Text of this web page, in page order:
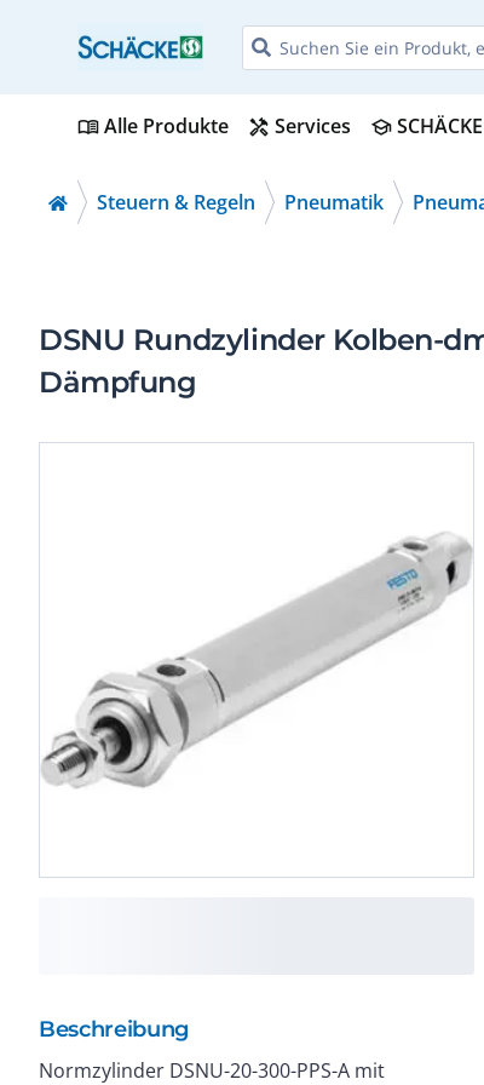
menu_bookAlle Produkte handyman Services school
Steuern & Regeln Pneumatik
DSNU Rundzylinder Kolben-
Dämpfung
Beschreibung
Normzylinder DSNU-20-300-PPS-A mit
Durchmesser : 20 mm. Kolbenstangengewinde : M8.